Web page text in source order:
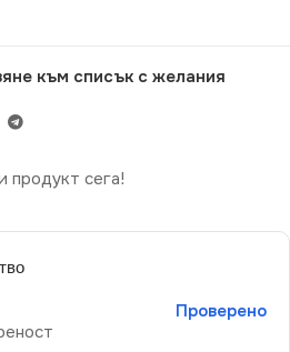
към списък с желания
продукт сега!
Проверено